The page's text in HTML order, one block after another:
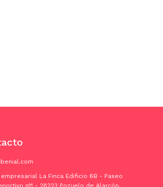
empresarial La Finca Edificio 6B - Paseo
nº1 - 28223 Pozuelo de Alarcón,